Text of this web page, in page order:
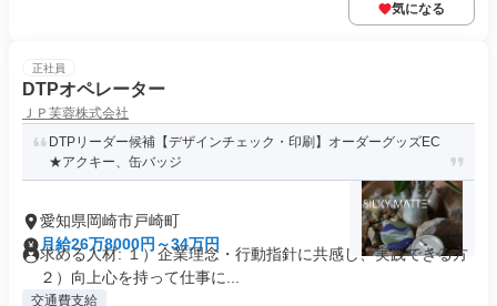
気になる
正社員
DTPオペレーター
ＪＰ芙蓉株式会社
DTPリーダー候補【デザインチェック・印刷】オーダーグッズEC
★アクキー、缶バッジ
愛知県岡崎市戸崎町
月給26万8000円～34万円
求める人材: １）企業理念・行動指針に共感し、実践できる方
２）向上心を持って仕事に...
交通費支給